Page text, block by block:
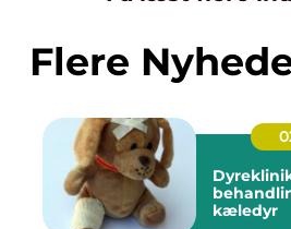
Flere
Dyreklinik
kæledyr